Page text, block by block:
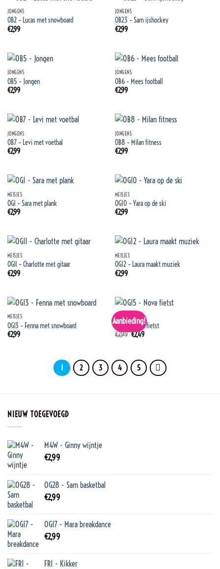
JONGENS
OB2 – Lucas met snowboard
€2,99
JONGENS
OB23 – Sam ijshockey
€2,99
JONGENS
OB5 – Jongen
€2,99
JONGENS
OB6 – Mees football
€2,99
JONGENS
OB7 – Levi met voetbal
€2,99
JONGENS
OB8 – Milan fitness
€2,99
MEISJES
OG1 – Sara met plank
€2,99
MEISJES
OG10 – Yara op de ski
€2,99
MEISJES
OG11 – Charlotte met gitaar
€2,99
MEISJES
OG12 – Laura maakt muziek
€2,99
MEISJES
OG13 – Fenna met snowboard
€2,99
Aanbieding!
MEISJES
OG15 – Nova fietst
€2,99 Oorspronkelijke
prijs
€2,49Huidige
1 2 3 4 5
NIEUW TOEGEVOEGD
M4W - Ginny wijntje
€2,99
OG28 - Sam basketbal
€2,99
OG17 - Mara breakdance
€2,99
FR1 - Kikker